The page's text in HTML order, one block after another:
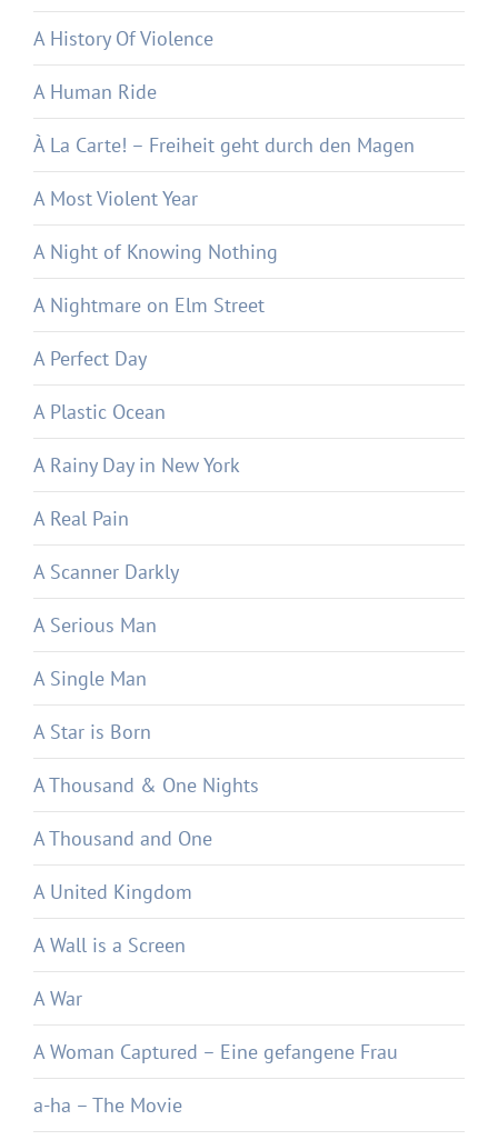
A History Of Violence
A Human Ride
À La Carte! – Freiheit geht durch den Magen
A Most Violent Year
A Night of Knowing Nothing
A Nightmare on Elm Street
A Perfect Day
A Plastic Ocean
A Rainy Day in New York
A Real Pain
A Scanner Darkly
A Serious Man
A Single Man
A Star is Born
A Thousand & One Nights
A Thousand and One
A United Kingdom
A Wall is a Screen
A War
A Woman Captured – Eine gefangene Frau
a-ha – The Movie